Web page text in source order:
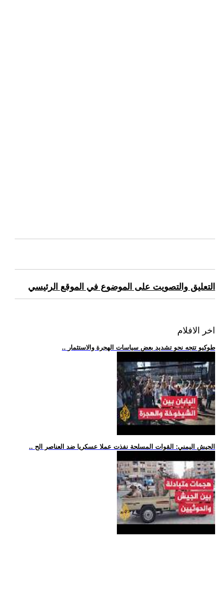
التعليق والتصويت على الموضوع في الموقع الرئيسي
اخر الافلام
.. طوكيو تتجه نحو تشديد بعض سياسات الهجرة والاستثمار
.. الجيش اليمني: القوات المسلحة نفذت عملا عسكريا ضد العناصر الح